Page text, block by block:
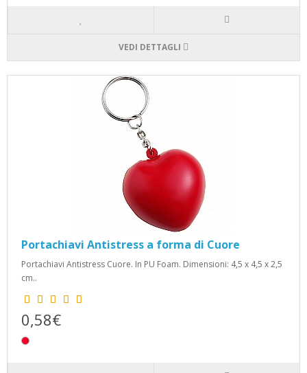
VEDI DETTAGLI
Portachiavi Antistress a forma di Cuore
Portachiavi Antistress Cuore. In PU Foam. Dimensioni: 4,5 x 4,5 x 2,5
cm..
0,58€